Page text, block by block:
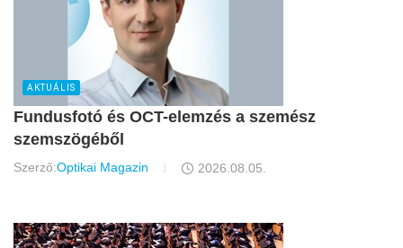
AKTUÁLIS
Fundusfotó és OCT-elemzés a szemész
szemszögéből
Szerző:Optikai Magazin 2026.08.05.